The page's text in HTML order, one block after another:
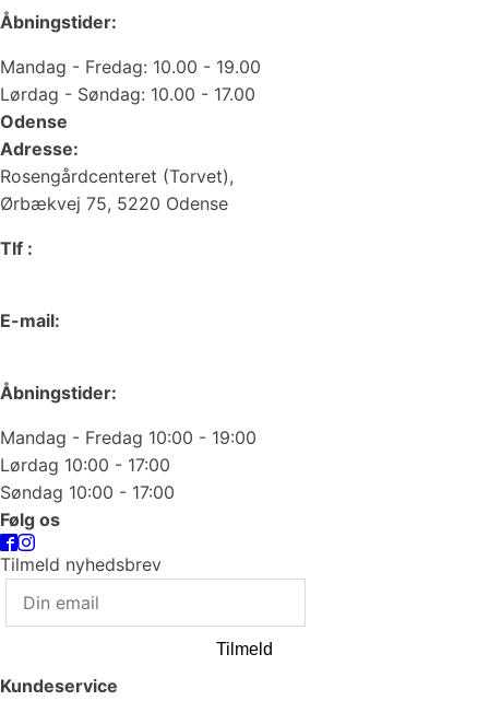
Åbningstider:
Mandag - Fredag: 10.00 - 19.00
Lørdag - Søndag: 10.00 - 17.00
Odense
Adresse:
Rosengårdcenteret (Torvet),
Ørbækvej 75, 5220 Odense
Tlf :
E-mail:
Åbningstider:
Mandag - Fredag 10:00 - 19:00
Lørdag 10:00 - 17:00
Søndag 10:00 - 17:00
Følg os
Tilmeld nyhedsbrev
Tilmeld
Kundeservice